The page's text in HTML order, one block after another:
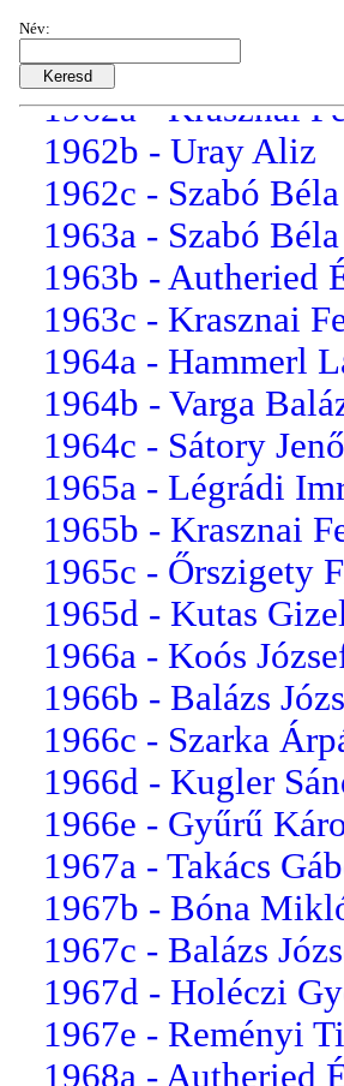
Név:1961a - Kutas
1961b - Őrszigety
1962a - Krasznai
1962b - Uray Aliz
1962c - Szabó Béla
1963a - Szabó Béla
1963b - Autheried
1963c - Krasznai
1964a - Hammerl
1964b - Varga
1964c - Sátory
1965a - Légrádi
1965b - Krasznai
1965c - Őrszigety
1965d - Kutas
1966a - Koós
1966b - Balázs
1966c - Szarka
1966d - Kugler
1966e - Gyűrű
1967a - Takács
1967b - Bóna
1967c - Balázs
1967d - Holéczi
1967e - Reményi
1968a - Autheried